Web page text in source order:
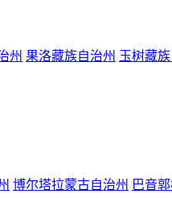
州 果洛藏族自治州 玉树藏
博尔塔拉蒙古自治州 巴音